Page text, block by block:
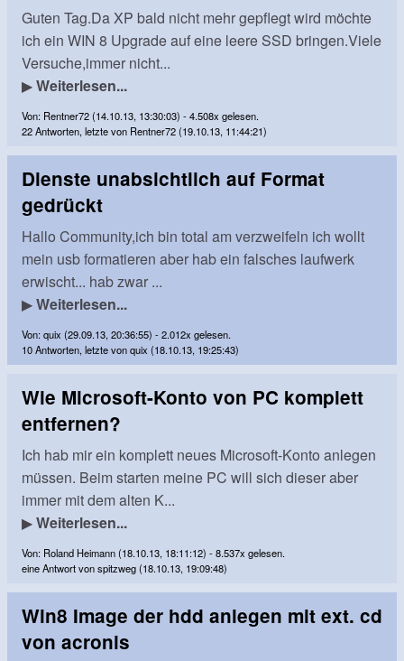
Guten Tag.Da XP bald nicht mehr gepflegt wird möchte
ich ein WIN 8 Upgrade auf eine leere SSD bringen.Viele
Versuche,immer nicht...
▶Weiterlesen...
Von: Rentner72 (14.10.13, 13:30:03) - 4.508x gelesen.
22 Antworten, letzte von Rentner72 (19.10.13, 11:44:21)
Dienste unabsichtlich auf Format
gedrückt
Hallo Community,ich bin total am verzweifeln ich wollt
mein usb formatieren aber hab ein falsches laufwerk
erwischt... hab zwar ...
▶Weiterlesen...
Von: quix (29.09.13, 20:36:55) - 2.012x gelesen.
10 Antworten, letzte von quix (18.10.13, 19:25:43)
Wie Microsoft-Konto von PC komplett
entfernen?
Ich hab mir ein komplett neues Microsoft-Konto anlegen
müssen. Beim starten meine PC will sich dieser aber
immer mit dem alten K...
▶Weiterlesen...
Von: Roland Heimann (18.10.13, 18:11:12) - 8.537x gelesen.
eine Antwort von spitzweg (18.10.13, 19:09:48)
Win8 Image der hdd anlegen mit ext. cd
von acronis